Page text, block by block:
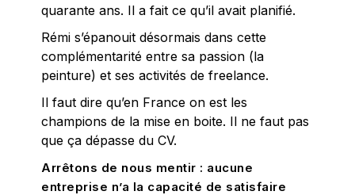
quarante ans. Il a fait ce qu’il avait planifié.
Rémi s’épanouit désormais dans cette
complémentarité entre sa passion (la
peinture) et ses activités de freelance.
Il faut dire qu’en France on est les
champions de la mise en boite. Il ne faut pas
que ça dépasse du CV.
Arrêtons de nous mentir : aucune
entreprise n’a la capacité de satisfaire